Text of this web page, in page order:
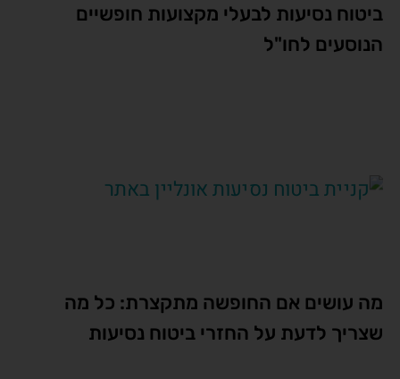
ביטוח נסיעות לבעלי מקצועות חופשיים
הנוסעים לחו"ל
מה עושים אם החופשה מתקצרת: כל מה
שצריך לדעת על החזרי ביטוח נסיעות